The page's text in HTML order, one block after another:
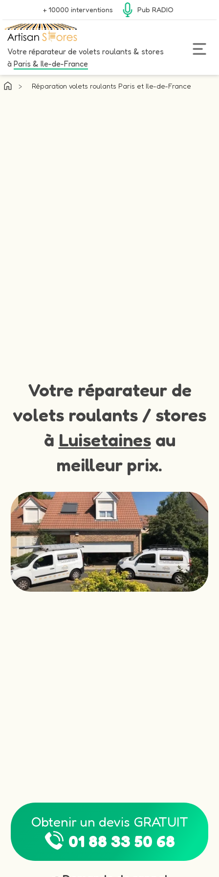
+ 10000 interventions Pub RADIO
Votre réparateur de volets roulants & stores
à Paris & Ile-de-France
> Réparation volets roulants Paris et Ile-de-France
Votre réparateur de
volets roulants / stores
à Luisetainesau
meilleur prix.
Obtenir un devis GRATUIT
01 88 33 50 68